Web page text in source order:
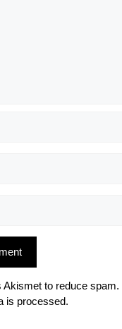
Akismet to reduce spam.
is processed.